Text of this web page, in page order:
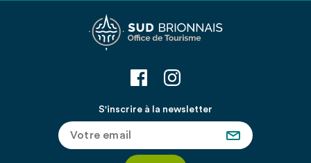
S'inscrire à la newsletter